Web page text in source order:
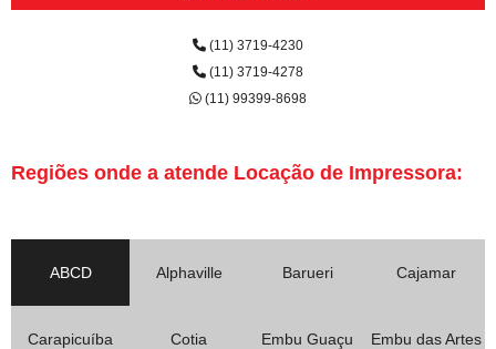
(11) 3719-4230
(11) 3719-4278
(11) 99399-8698
Regiões onde a atende Locação de Impressora:
ABCD Alphaville Barueri Cajamar
Carapicuíba Cotia Embu Guaçu Embu das Artes